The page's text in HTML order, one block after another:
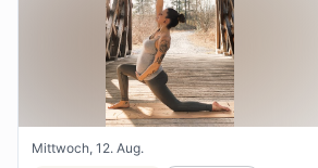
Mittwoch, 12. Aug.